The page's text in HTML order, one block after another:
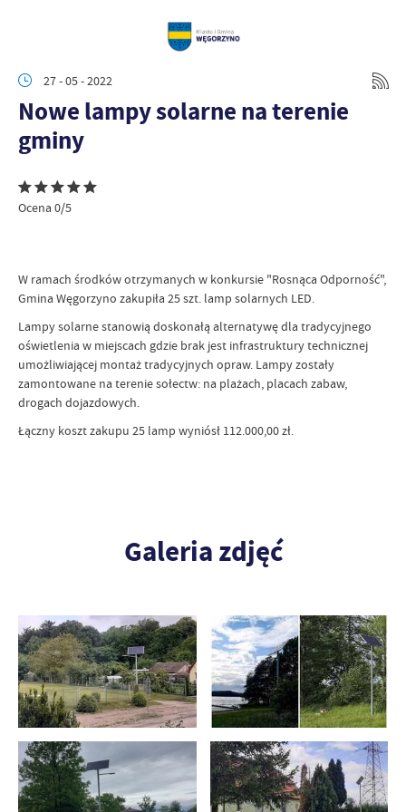
27 - 05 - 2022
Nowe lampy solarne na terenie
gminy
Ocena 0/5
W ramach środków otrzymanych w konkursie "Rosnąca Odporność",
Gmina Węgorzyno zakupiła 25 szt. lamp solarnych LED.
Lampy solarne stanowią doskonałą alternatywę dla tradycyjnego
oświetlenia w miejscach gdzie brak jest infrastruktury technicznej
umożliwiającej montaż tradycyjnych opraw. Lampy zostały
zamontowane na terenie sołectw: na plażach, placach zabaw,
drogach dojazdowych.
Łączny koszt zakupu 25 lamp wyniósł 112.000,00 zł.
Galeria zdjęć